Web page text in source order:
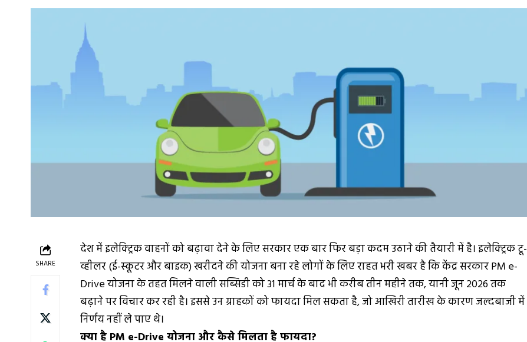
SHARE
देश में इलेक्ट्रिक वाहनों को बढ़ावा देने के लिए सरकार एक बार फिर बड़ा कदम उठाने की तैयारी में है। इलेक्ट्रिक टू-
व्हीलर (ई-स्कूटर और बाइक) खरीदने की योजना बना रहे लोगों के लिए राहत भरी खबर है कि केंद्र सरकार PM e-
Drive योजना के तहत मिलने वाली सब्सिडी को 31 मार्च के बाद भी करीब तीन महीने तक, यानी जून 2026 तक
बढ़ाने पर विचार कर रही है। इससे उन ग्राहकों को फायदा मिल सकता है, जो आखिरी तारीख के कारण जल्दबाजी में
निर्णय नहीं ले पाए थे।
क्या है PM e-Drive योजना और कैसे मिलता है फायदा?